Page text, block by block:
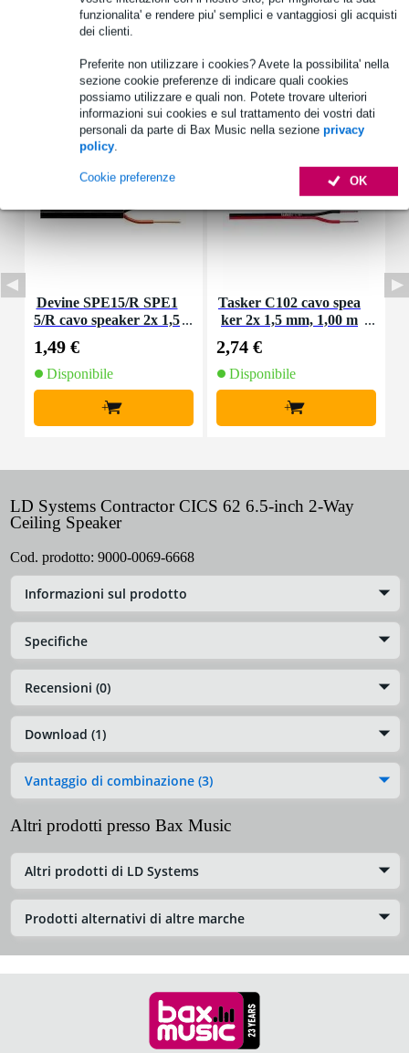
funzionalita' e rendere piu' semplici e vantaggiosi gli acquisti
dei clienti.
Preferite non utilizzare i cookies? Avete la possibilita' nella
sezione cookie preferenze di indicare quali cookies
possiamo utilizzare e quali non. Potete trovare ulteriori
informazioni sui cookies e sul trattamento dei vostri dati
personali da parte di Bax Music nella sezione privacy
policy.
OK
Cookie preferenze
Accessori (3)
Devine SPE15/R SPE1
5/R cavo speaker 2x 1,5
1,49 €
Disponibile
+
Tasker C102 cavo spea
ker 2x 1,5 mm, 1,00 m
2,74 €
Disponibile
+
LD Systems Contractor CICS 62 6.5-inch 2-Way
Ceiling Speaker
Cod. prodotto: 9000-0069-6668
Informazioni sul prodotto
Specifiche
Recensioni (0)
Download (1)
Vantaggio di combinazione (3)
Altri prodotti presso Bax Music
Altri prodotti di LD Systems
Prodotti alternativi di altre marche